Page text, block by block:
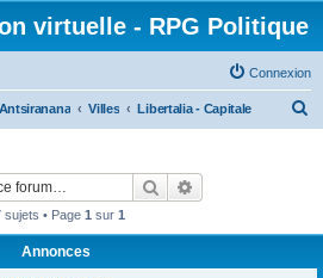
virtuelle - RPG Politique
Connexion
Villes Libertalia - Capitale
Rechercher
sujets • Page 1 sur 1
Annonces